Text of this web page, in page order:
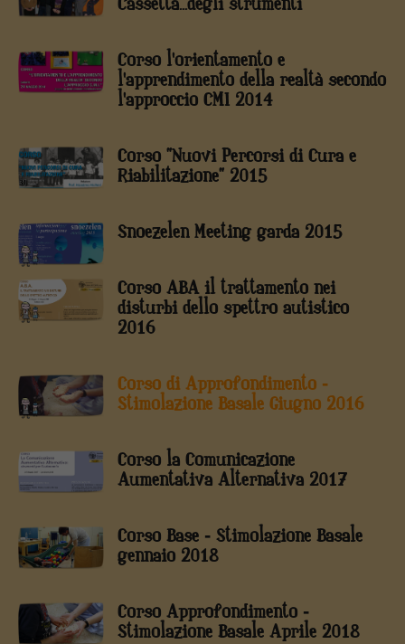
Corso l'orientamento e
l'apprendimento della realtà secondo
l'approccio CMI 2014
Corso "Nuovi Percorsi di Cura e
Riabilitazione" 2015
Snoezelen Meeting garda 2015
Corso ABA il trattamento nei
disturbi dello spettro autistico
2016
Corso di Approfondimento -
Stimolazione Basale Giugno 2016
Corso la Comunicazione
Aumentativa Alternativa 2017
Corso Base - Stimolazione Basale
gennaio 2018
Corso Approfondimento -
Stimolazione Basale Aprile 2018